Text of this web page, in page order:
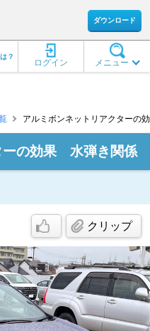
ダウンロード
メニュー
ログイン
？
アルミボンネットリアクターの
ーの効果 水弾き関係
クリップ